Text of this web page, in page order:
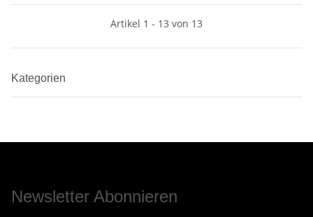
Artikel 1 - 13 von 13
Kategorien
Newsletter Abonnieren